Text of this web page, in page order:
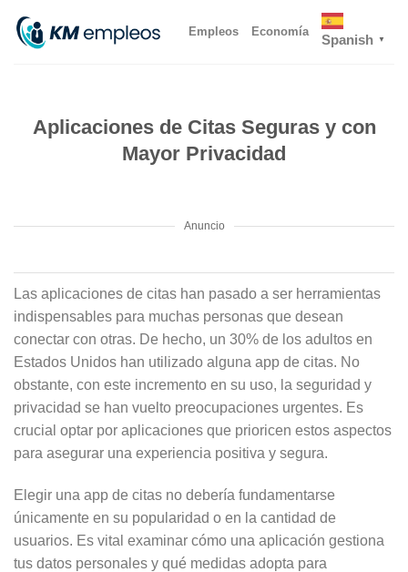
Empleos Economía
Spanish ▼
Aplicaciones de Citas Seguras y con
Mayor Privacidad
Anuncio
Las aplicaciones de citas han pasado a ser herramientas
indispensables para muchas personas que desean
conectar con otras. De hecho, un 30% de los adultos en
Estados Unidos han utilizado alguna app de citas. No
obstante, con este incremento en su uso, la seguridad y
privacidad se han vuelto preocupaciones urgentes. Es
crucial optar por aplicaciones que prioricen estos aspectos
para asegurar una experiencia positiva y segura.
Elegir una app de citas no debería fundamentarse
únicamente en su popularidad o en la cantidad de
usuarios. Es vital examinar cómo una aplicación gestiona
tus datos personales y qué medidas adopta para